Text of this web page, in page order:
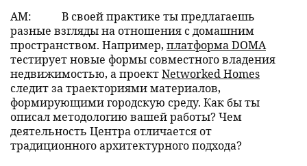
АМ:
В своей практике ты предлагаешь
разные взгляды на отношения с домашним
пространством. Например, платформа DOMA
тестирует новые формы совместного владения
недвижимостью, а проектNetworked Homes
следит за траекториями материалов,
формирующими городскую среду. Как бы ты
описал методологию вашей работы? Чем
деятельность Центра отличается от
традиционного архитектурного подхода?